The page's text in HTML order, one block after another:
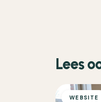
Lees
WEBSITE